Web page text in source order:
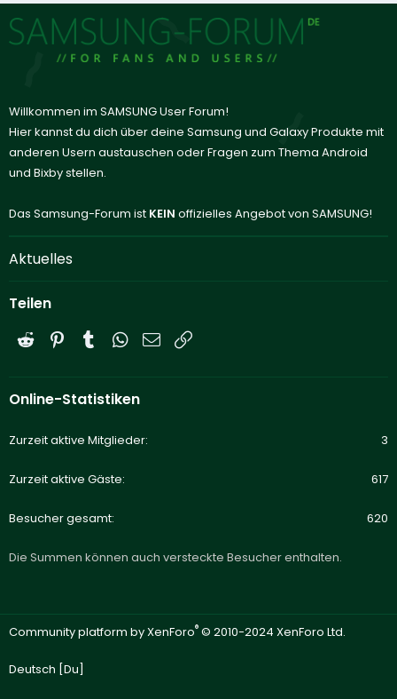
Willkommen im SAMSUNG User Forum!
Hier kannst du dich über deine Samsung und Galaxy Produkte mit
anderen Usern austauschen oder Fragen zum Thema Android
und Bixby stellen.
Das Samsung-Forum ist KEIN offizielles Angebot von SAMSUNG!
Aktuelles
Teilen
Reddit PinterestTumblrWhatsApp
E-Mail
Online-Statistiken
Zurzeit aktive Mitglieder 3
Zurzeit aktive Gäste 617
Besucher gesamt 620
Die Summen können auch versteckte Besucher enthalten.
Community platform by XenForo® © 2010-2024 XenForo Ltd.
Deutsch [Du]